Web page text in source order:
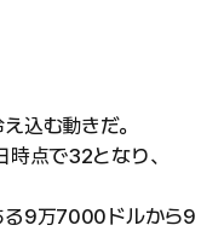
込む動きだ。
点で32となり、
る9万7000ドルから9